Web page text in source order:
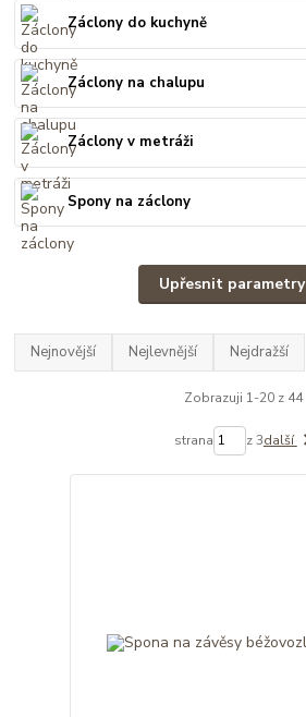
Záclony do kuchyně
Záclony na chalupu
Záclony v metráži
Spony na záclony
Upřesnit parametry
Nejnovější Nejlevnější Nejdražší
Zobrazuji 1-20 z 44
strana z 3další